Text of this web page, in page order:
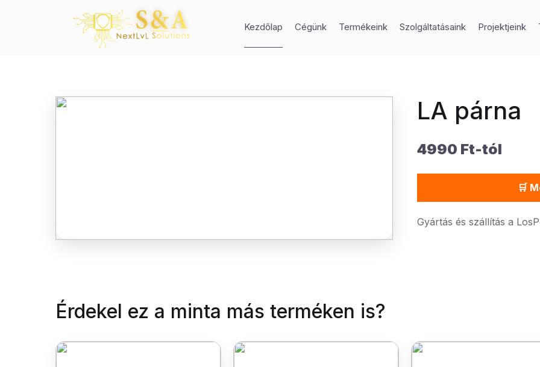
Kezdőlap Cégünk Termékeink Szolgáltatásaink Projektjeink
LA párna
4990 Ft-tól
🛒
Gyártás és szállítás a
Érdekel ez a minta más terméken is?